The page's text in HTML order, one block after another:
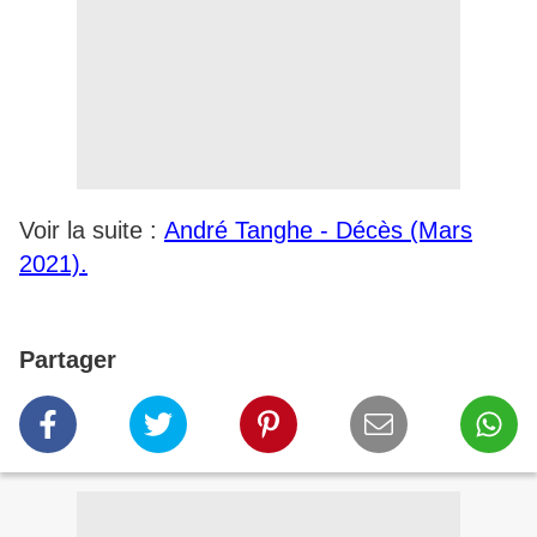
Voir la suite : André Tanghe - Décès (Mars
2021).
Partager